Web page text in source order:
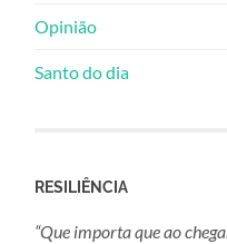
Opinião
Santo do dia
RESILIÊNCIA
“Que importa que ao